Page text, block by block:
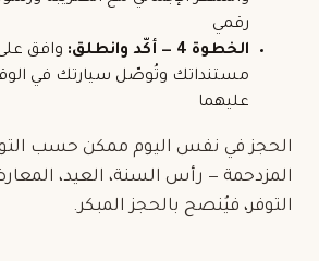
رقمي
الخطوة 4 — أكّد وانطلق:
وافق
مستنداتك وتُوصّل سيارتك في
عليهما
الحجز في نفس اليوم ممكن حسب
المزدحمة — رأس السنة، العيد،
التوفر، فيُنصح بالحجز المبكر.